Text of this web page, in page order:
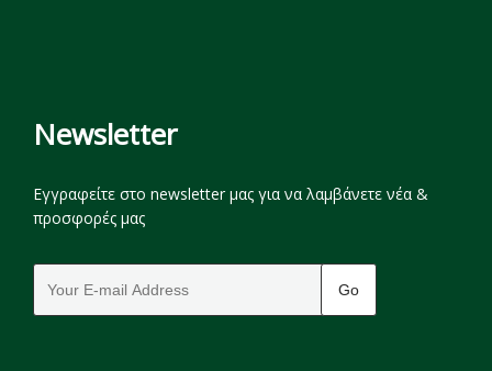
Newsletter
Εγγραφείτε στο newsletter μας για να λαμβάνετε νέα &
προσφορές μας